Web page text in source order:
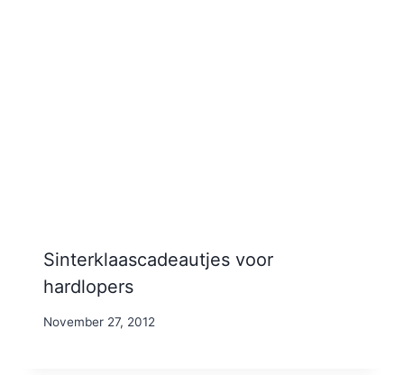
Sinterklaascadeautjes voor
hardlopers
By
November 27, 2012